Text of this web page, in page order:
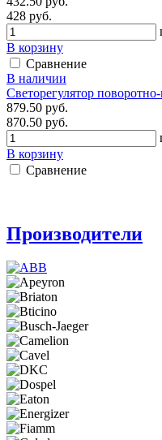
428 руб.
В корзину
Сравнение
В наличии
Светорегулятор
879.50 руб.
870.50 руб.
В корзину
Сравнение
Производители